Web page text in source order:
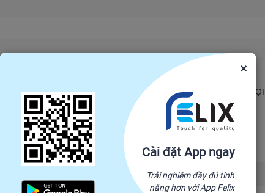
-SẢN PHẨM THƯƠNG HIỆU BẾN TRE THÂN THƯƠNG CHO
và tiện dùng giữ nóng trà suốt cả ngày …
Đọc tiếp
×
Cài đặt App ngay
Trải nghiệm đầy đủ tính
năng hơn với App Felix